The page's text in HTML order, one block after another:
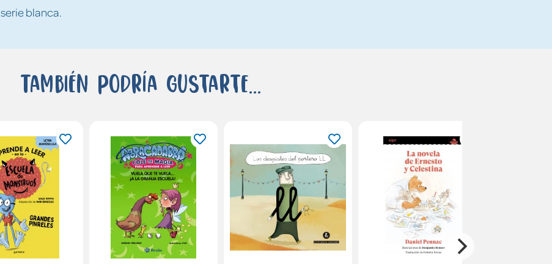
blanca.
También podría gustarte...